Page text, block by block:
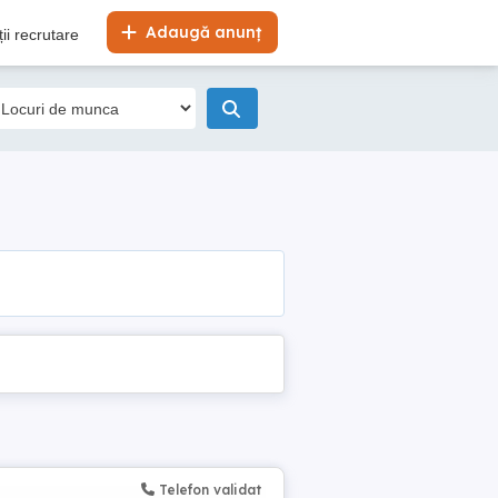
Adaugă anunț
recrutare
Telefon validat